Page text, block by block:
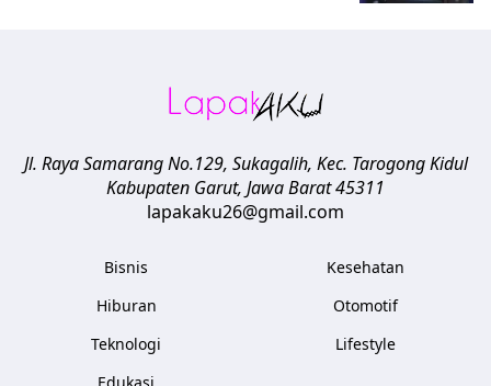
Jl. Raya Samarang No.129, Sukagalih, Kec. Tarogong Kidul
Kabupaten Garut, Jawa Barat45311
lapakaku26@gmail.com
Bisnis
Hiburan
Teknologi
Kesehatan
Otomotif
Lifestyle